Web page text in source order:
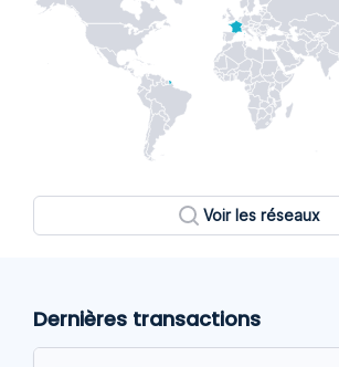
Voir les réseaux
Dernières transactions